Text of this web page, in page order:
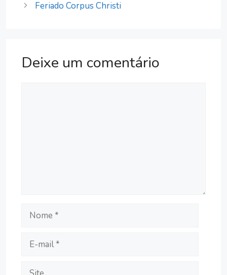
Feriado Corpus Christi
Deixe um comentário
Nome
mail
Site